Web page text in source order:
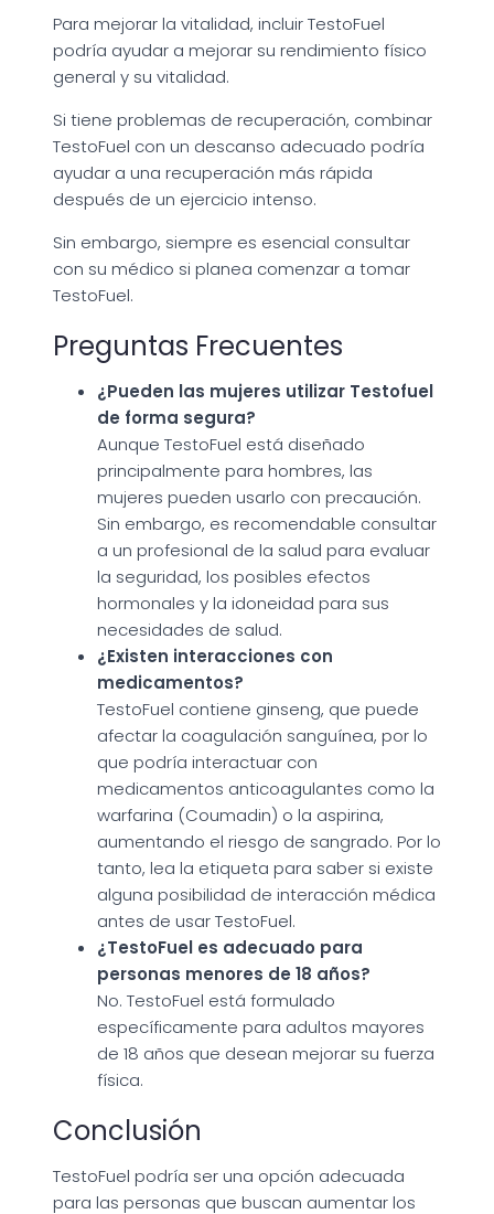
Para mejorar la vitalidad, incluir TestoFuel
podría ayudar a mejorar su rendimiento físico
general y su vitalidad.
Si tiene problemas de recuperación, combinar
TestoFuel con un descanso adecuado podría
ayudar a una recuperación más rápida
después de un ejercicio intenso.
Sin embargo, siempre es esencial consultar
con su médico si planea comenzar a tomar
TestoFuel.
Preguntas Frecuentes
¿Pueden las mujeres utilizar Testofuel
de forma segura?
Aunque TestoFuel está diseñado
principalmente para hombres, las
mujeres pueden usarlo con precaución.
Sin embargo, es recomendable consultar
a un profesional de la salud para evaluar
la seguridad, los posibles efectos
hormonales y la idoneidad para sus
necesidades de salud.
¿Existen interacciones con
medicamentos?
TestoFuel contiene ginseng, que puede
afectar la coagulación sanguínea, por lo
que podría interactuar con
medicamentos anticoagulantes como la
warfarina (Coumadin) o la aspirina,
aumentando el riesgo de sangrado. Por lo
tanto, lea la etiqueta para saber si existe
alguna posibilidad de interacción médica
antes de usar TestoFuel.
¿TestoFuel es adecuado para
personas menores de 18 años?
No. TestoFuel está formulado
específicamente para adultos mayores
de 18 años que desean mejorar su fuerza
física.
Conclusión
TestoFuel podría ser una opción adecuada
para las personas que buscan aumentar los